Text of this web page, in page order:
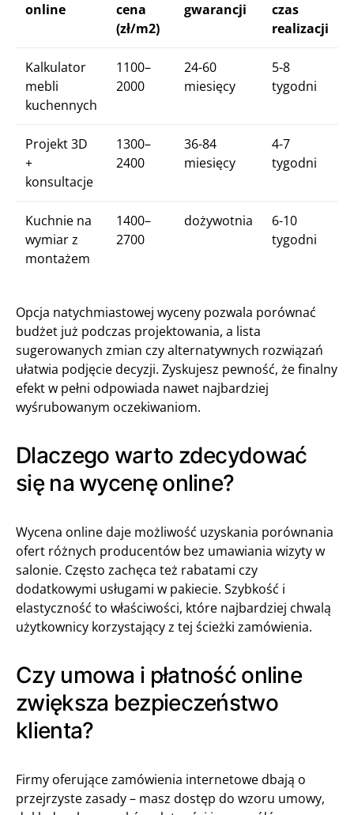
online
cena
(zł/m2)
gwarancji
czas
realizacji
Kalkulator
mebli
kuchennych
1100–
2000
24-60
miesięcy
5-8
tygodni
Projekt 3D
+
konsultacje
1300–
2400
36-84
miesięcy
4-7
tygodni
Kuchnie na
wymiar z
montażem
1400–
2700
dożywotnia
6-10
tygodni
Opcja natychmiastowej wyceny pozwala porównać
budżet już podczas projektowania, a lista
sugerowanych zmian czy alternatywnych rozwiązań
ułatwia podjęcie decyzji. Zyskujesz pewność, że finalny
efekt w pełni odpowiada nawet najbardziej
wyśrubowanym oczekiwaniom.
Dlaczego warto zdecydować
się na wycenę online?
Wycena online daje możliwość uzyskania porównania
ofert różnych producentów bez umawiania wizyty w
salonie. Często zachęca też rabatami czy
dodatkowymi usługami w pakiecie. Szybkość i
elastyczność to właściwości, które najbardziej chwalą
użytkownicy korzystający z tej ścieżki zamówienia.
Czy umowa i płatność online
zwiększa bezpieczeństwo
klienta?
Firmy oferujące zamówienia internetowe dbają o
przejrzyste zasady – masz dostęp do wzoru umowy,